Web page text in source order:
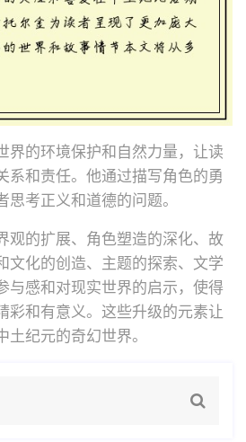
界的环境保护和自然力量，让读
系和责任。他通过描写角色的勇
考正义和道德的问题。
观的扩展、角色塑造的深化、故
文化的创造、主题的探索、文学
与感和对现实世界的启示，使得
彩和有意义。这些升级的元素让
纪元的奇幻世界。